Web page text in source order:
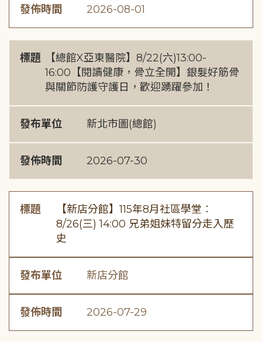
發佈時間 2026-08-01
標題
【總館X亞東醫院】8/22(六)13:00-
16:00【閱讀健康，骨立全開】銀髮好筋骨
與關節防護守護日，歡迎踴躍參加！
發布單位 新北市圖(總館)
發佈時間 2026-07-30
標題
【新店分館】115年8月社區學堂︰
8/26(三) 14:00 兄弟姐妹特留分走入歷
史
發布單位 新店分館
發佈時間 2026-07-29